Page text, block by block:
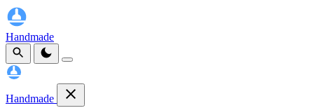
Handmade
Handmade